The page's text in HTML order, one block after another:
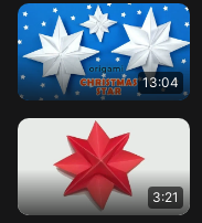
13:04
3:21